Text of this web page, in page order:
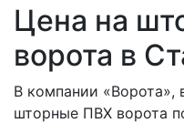
Цена на
ворота в
В компании
шторные ПВХ ворота